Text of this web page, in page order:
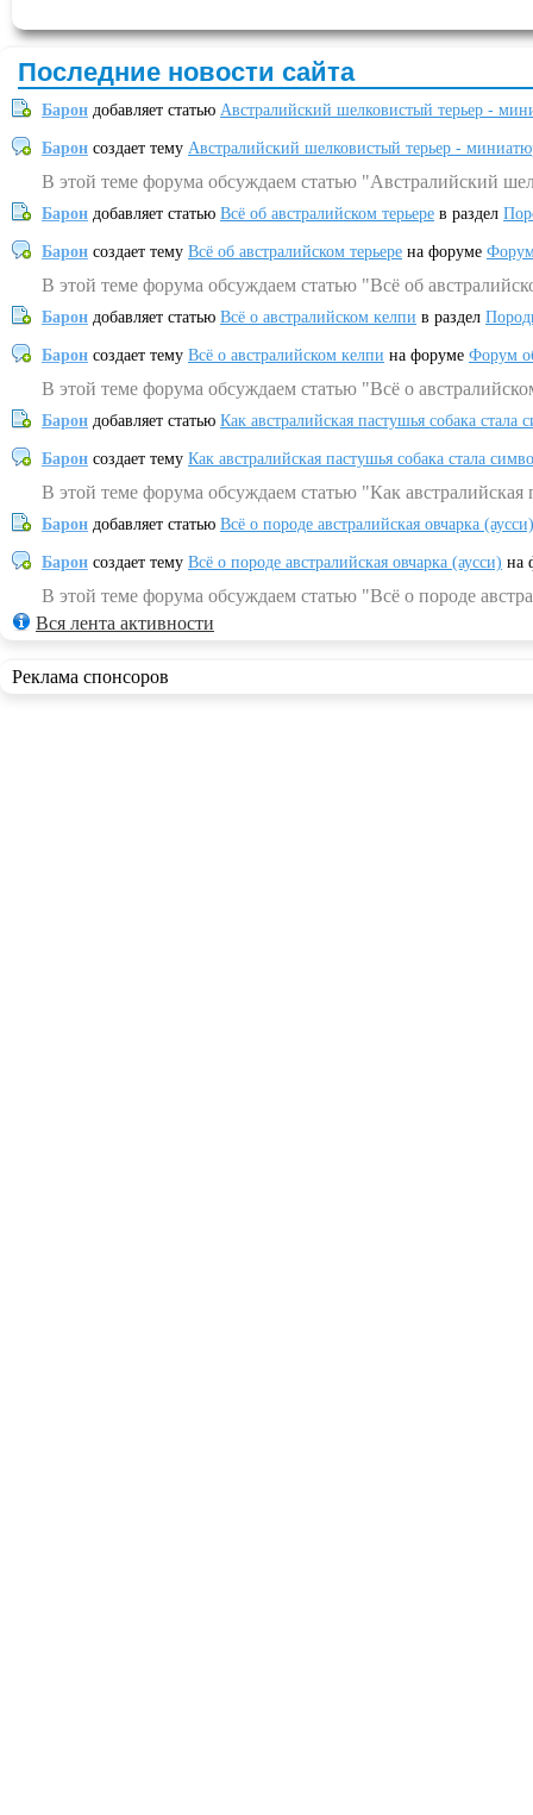
Последние новости сайта
Барон добавляет статью Австралийский шелковистый терьер -
Барон создает тему Австралийский шелковистый терьер -
В этой теме форума обсуждаем статью "Австралийский
Барон добавляет статью Всё об австралийском терьере в раздел
Барон создает тему Всё об австралийском терьере на форуме
В этой теме форума обсуждаем статью "Всё об
Барон добавляет статью Всё о австралийском келпи в раздел
Барон создает тему Всё о австралийском келпи на форуме Форум
В этой теме форума обсуждаем статью "Всё о
Барон добавляет статью Как австралийская пастушья собака
Барон создает тему Как австралийская пастушья собака стала
В этой теме форума обсуждаем статью "Как
Барон добавляет статью Всё о породе австралийская овчарка (аусси)
Барон создает тему Всё о породе австралийская овчарка (аусси) на
В этой теме форума обсуждаем статью "Всё о породе
Вся лента активности
Реклама спонсоров